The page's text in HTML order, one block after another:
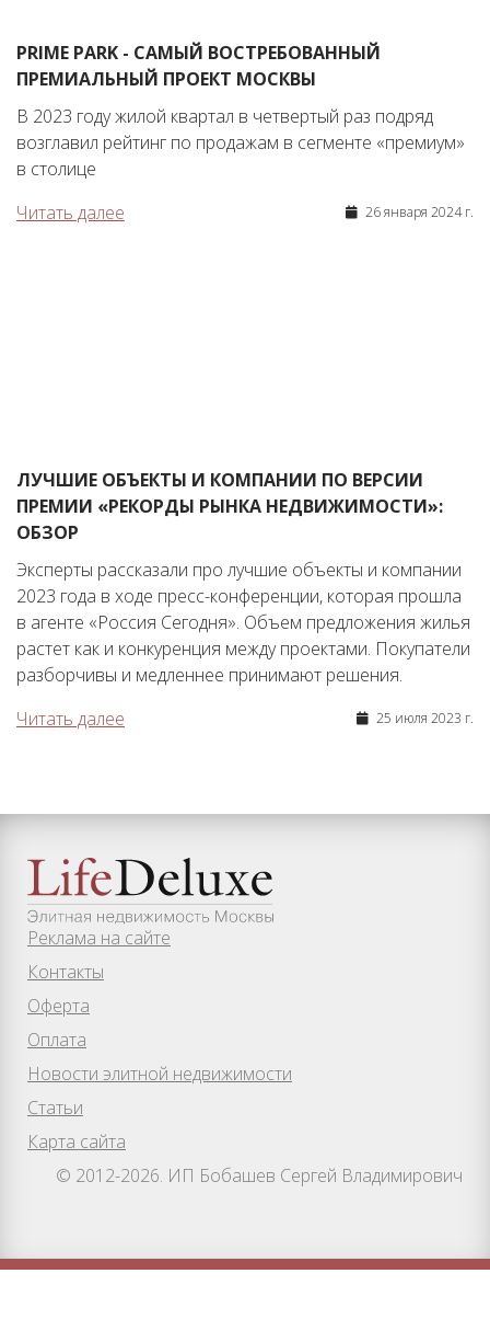
PRIME PARK - САМЫЙ ВОСТРЕБОВАННЫЙ
ПРЕМИАЛЬНЫЙ ПРОЕКТ МОСКВЫ
В 2023 году жилой квартал в четвертый раз подряд
возглавил рейтинг по продажам в сегменте «премиум»
в столице
Читать далее
26 января 2024 г.
ЛУЧШИЕ ОБЪЕКТЫ И КОМПАНИИ ПО ВЕРСИИ
ПРЕМИИ «РЕКОРДЫ РЫНКА НЕДВИЖИМОСТИ»:
ОБЗОР
Эксперты рассказали про лучшие объекты и компании
2023 года в ходе пресс-конференции, которая прошла
в агенте «Россия Сегодня». Объем предложения жилья
растет как и конкуренция между проектами. Покупатели
разборчивы и медленнее принимают решения.
Читать далее
25 июля 2023 г.
Реклама на сайте
Контакты
Оферта
Оплата
Новости элитной недвижимости
Статьи
Карта сайта
© 2012-2026. ИП Бобашев Сергей Владимирович